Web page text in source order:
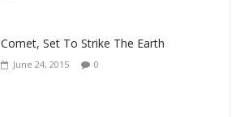
Comet, Set To Strike The Earth
June 24, 2015 0